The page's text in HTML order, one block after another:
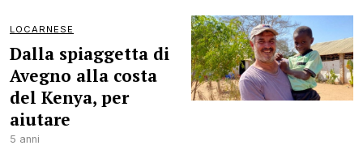
LOCARNESE
Dalla spiaggetta di
Avegno alla costa
del Kenya, per
aiutare
5 anni